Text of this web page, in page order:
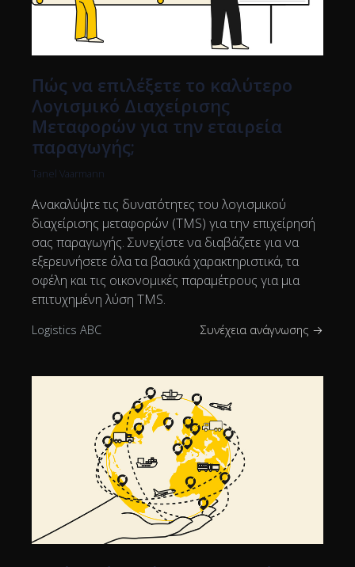
Πώς να επιλέξετε το καλύτερο
Λογισμικό Διαχείρισης
Μεταφορών για την εταιρεία
παραγωγής;
Tanel Vaarmann
Ανακαλύψτε τις δυνατότητες του λογισμικού
διαχείρισης μεταφορών (TMS) για την επιχείρησή
σας παραγωγής. Συνεχίστε να διαβάζετε για να
εξερευνήσετε όλα τα βασικά χαρακτηριστικά, τα
οφέλη και τις οικονομικές παραμέτρους για μια
επιτυχημένη λύση TMS.
Logistics ABC Συνέχεια ανάγνωσης →